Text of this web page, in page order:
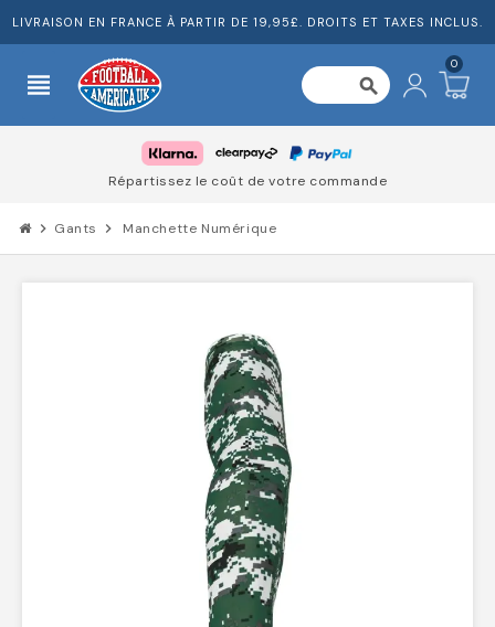
LIVRAISON EN FRANCE À PARTIR DE 19,95£. DROITS ET TAXES INCLUS.
view_headline search
0
Répartissez le coût de votre commande
chevron_right Gants chevron_right Manchette Numérique